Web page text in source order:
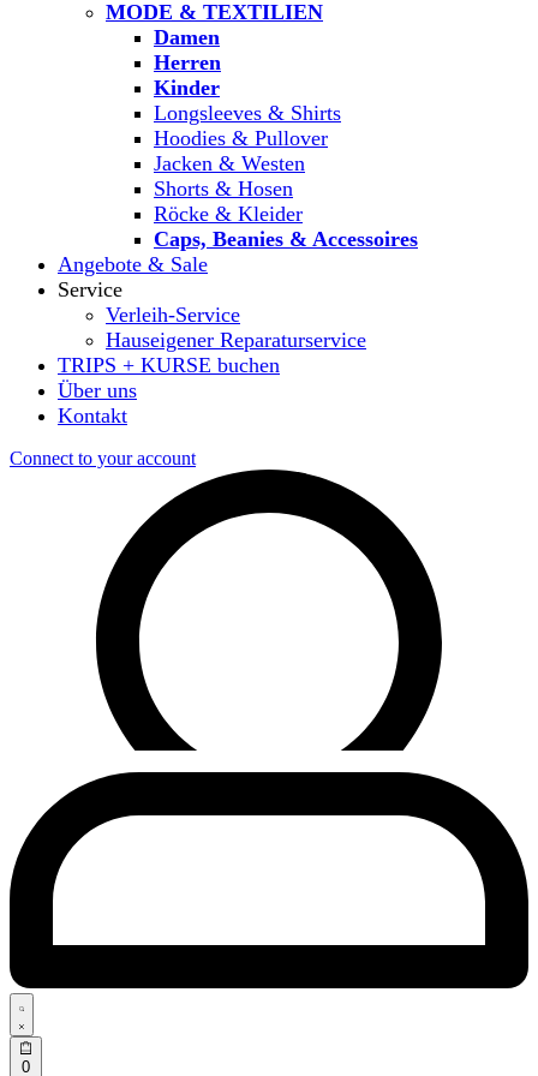
MODE & TEXTILIEN
Damen
Herren
Kinder
Longsleeves & Shirts
Hoodies & Pullover
Jacken & Westen
Shorts & Hosen
Röcke & Kleider
Caps, Beanies & Accessoires
Angebote & Sale
Service
Verleih-Service
Hauseigener Reparaturservice
TRIPS + KURSE buchen
Über uns
Kontakt
Connect to your account
Search
open
0Open